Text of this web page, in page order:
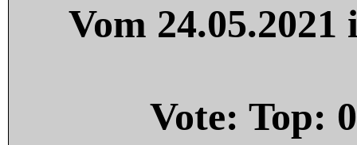
Vom
Vote: Top: 0